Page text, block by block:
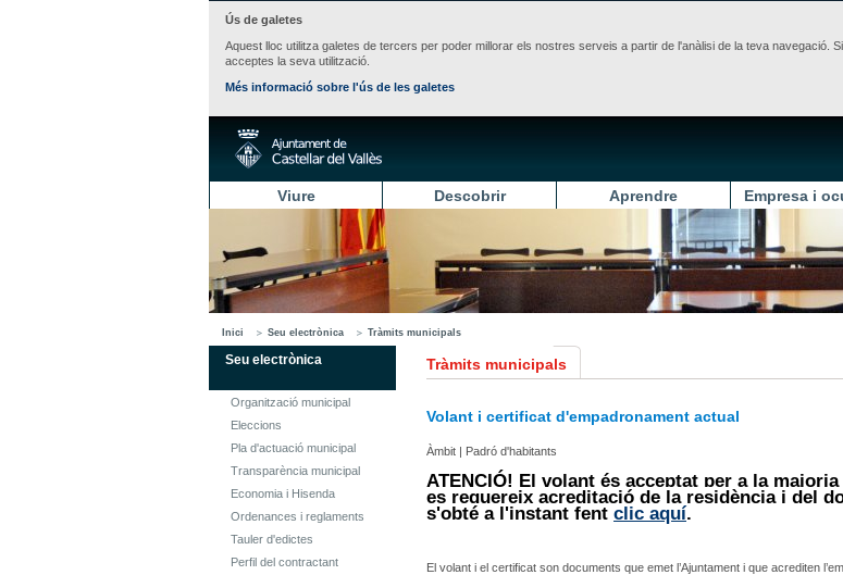
Ús de galetes
Aquest lloc utilitza galetes de tercers per poder millorar els nostres serveis a partir de l'anàlisi de la teva navegació.
acceptes la seva utilització.
Més informació sobre l'ús de les galetes
Viure Descobrir Aprendre Empresa i
Inici Seu electrònica Tràmits municipals
Seu electrònica
Organització municipal
Eleccions
Pla d'actuació municipal
Transparència municipal
Economia i Hisenda
Ordenances i reglaments
Tauler d'edictes
Perfil del contractant
Tràmits municipals
Volant i certificat d'empadronament actual
Àmbit | Padró d'habitants
ATENCIÓ! El volant és acceptat per a la
es requereix acreditació de la residència i del
s'obté a l'instant fent clic aquí.
El volant i el certificat son documents que emet l’Ajuntament i que acrediten